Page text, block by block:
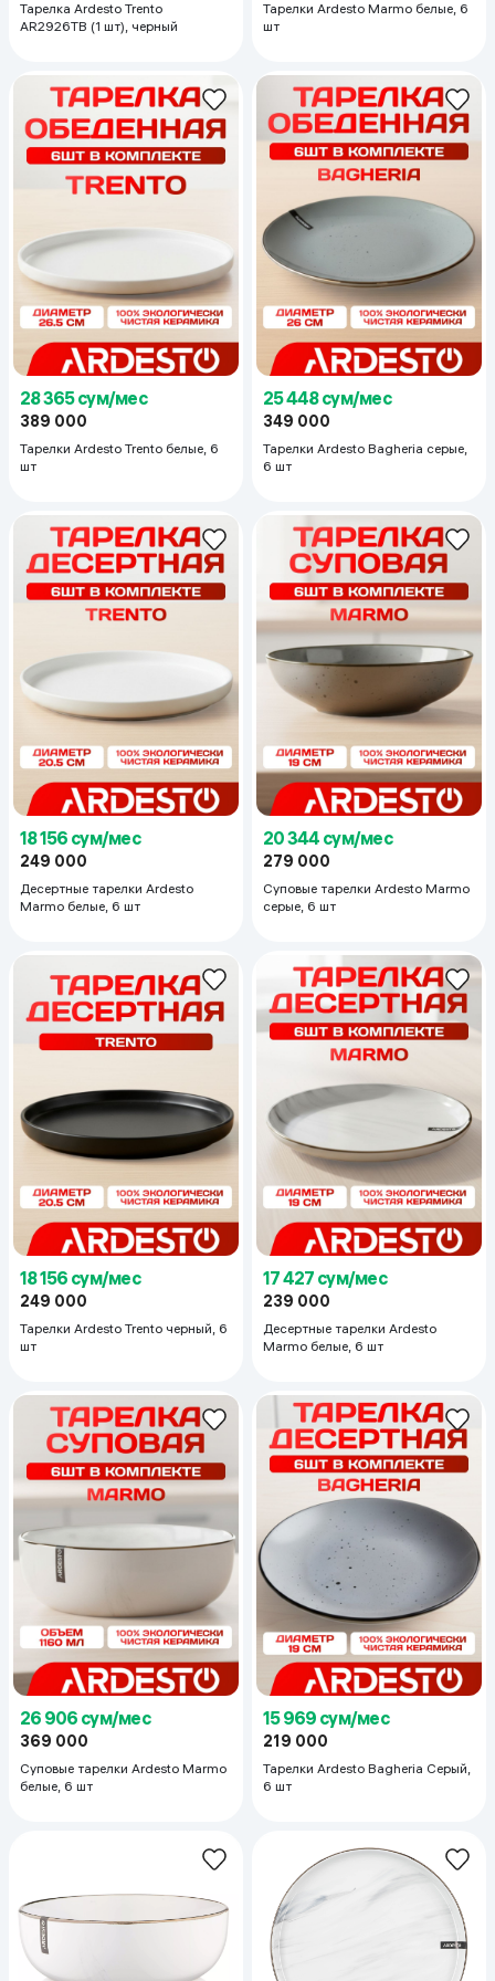
Тарелка Ardesto Trento
AR2926TB (1 шт), черный
Тарелки Ardesto Marmo белые, 6
шт
28 365 сум/мес
389 000
Тарелки Ardesto Trento белые, 6
шт
25 448 сум/мес
349 000
Тарелки Ardesto Bagheria серые,
6 шт
18 156 сум/мес
249 000
Десертные тарелки Ardesto
Marmo белые, 6 шт
20 344 сум/мес
279 000
Суповые тарелки Ardesto Marmo
серые, 6 шт
18 156 сум/мес
249 000
Тарелки Ardesto Trento черный, 6
шт
17 427 сум/мес
239 000
Десертные тарелки Ardesto
Marmo белые, 6 шт
26 906 сум/мес
369 000
Суповые тарелки Ardesto Marmo
белые, 6 шт
15 969 сум/мес
219 000
Тарелки Ardesto Bagheria Серый,
6 шт